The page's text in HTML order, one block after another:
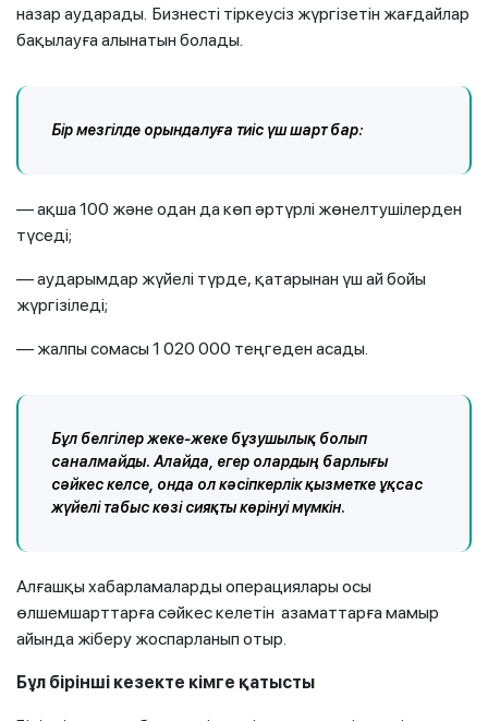
назар аударады. Бизнесті тіркеусіз жүргізетін жағдайлар
бақылауға алынатын болады.
Бір мезгілде орындалуға тиіс үш шарт бар:
— ақша 100 және одан да көп әртүрлі жөнелтушілерден
түседі;
— аударымдар жүйелі түрде, қатарынан үш ай бойы
жүргізіледі;
— жалпы сомасы 1 020 000 теңгеден асады.
Бұл белгілер жеке-жеке бұзушылық болып
саналмайды. Алайда, егер олардың барлығы
сәйкес келсе, онда ол кәсіпкерлік қызметке ұқсас
жүйелі табыс көзі сияқты көрінуі мүмкін.
Алғашқы хабарламаларды операциялары осы
өлшемшарттарға сәйкес келетін азаматтарға мамыр
айында жіберу жоспарланып отыр.
Бұл бірінші кезекте кімге қатысты